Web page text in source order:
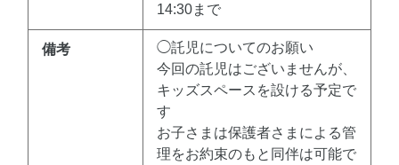
14:30まで
備考
◯託児についてのお願い
今回の託児はございませんが、
キッズスペースを設ける予定で
す
お子さまは保護者さまによる管
理をお約束のもと同伴は可能で